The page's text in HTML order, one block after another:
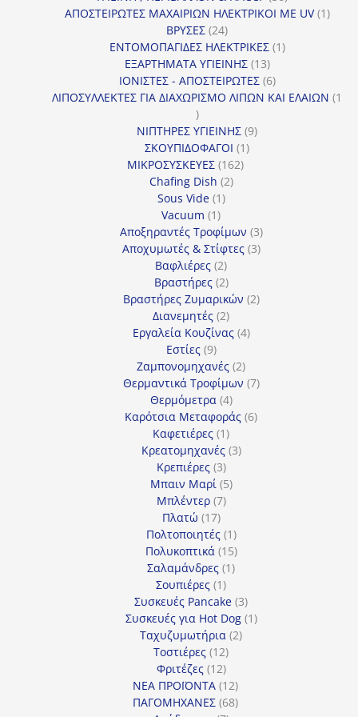
προϊόντα
ΑΠΟΣΤΕΙΡΩΤΕΣ ΜΑΧΑΙΡΙΩΝ ΗΛΕΚΤΡΙΚΟΙ ΜΕ UV 11
ΒΡΥΣΕΣ 2424
προϊόντα
ΕΝΤΟΜΟΠΑΓΙΔΕΣ ΗΛΕΚΤΡΙΚΕΣ 11
ΕΞΑΡΤΗΜΑΤΑ ΥΓΙΕΙΝΗΣ 1313
προϊόντα
ΙΟΝΙΣΤΕΣ - ΑΠΟΣΤΕΙΡΩΤΕΣ 66
προϊόντα
ΛΙΠΟΣΥΛΛΕΚΤΕΣ ΓΙΑ ΔΙΑΧΩΡΙΣΜΟ ΛΙΠΩΝ ΚΑΙ ΕΛΑΙΩΝ 1
1
προϊόν
ΝΙΠΤΗΡΕΣ ΥΓΙΕΙΝΗΣ 99
ΣΚΟΥΠΙΔΟΦΑΓΟΙ 11
ΜΙΚΡΟΣΥΣΚΕΥΕΣ 162162
Chafing Dish 22
Sous Vide 11
Vacuum 11
προϊόν
Αποξηραντές Τροφίμων 33
προϊόντα
Αποχυμωτές & Στίφτες 33
Βαφλιέρες 22
προϊόντα
Βραστήρες 22
προϊόντα
Βραστήρες Ζυμαρικών 22
Διανεμητές 22
προϊόντα
Εργαλεία Κουζίνας 44
Εστίες 99
προϊόντα
Ζαμπονομηχανές 22
προϊόντα
Θερμαντικά Τροφίμων 77
Θερμόμετρα 44
προϊόντα
Καρότσια Μεταφοράς 66
Καφετιέρες 11
προϊόν
Κρεατομηχανές 33
Κρεπιέρες 33
προϊόντα
Μπαιν Μαρί 55
Μπλέντερ 77
Πλατώ 1717
προϊόντα
Πολτοποιητές 11
προϊόν
Πολυκοπτικά 1515
προϊόντα
Σαλαμάνδρες 11
Σουπιέρες 11
προϊόν
Συσκευές Pancake 33
προϊόντα
Συσκευές για Hot Dog 11
Ταχυζυμωτήρια 22
Τοστιέρες 1212
προϊόντα
Φριτέζες 1212
προϊόντα
ΝΕΑ ΠΡΟΪΟΝΤΑ 1212
προϊόντα
ΠΑΓΟΜΗΧΑΝΕΣ 6868